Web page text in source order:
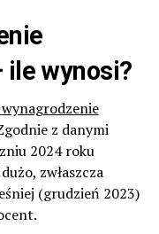
wynosi?
z danymi
2024 roku
zwłaszcza
(grudzień 2023)